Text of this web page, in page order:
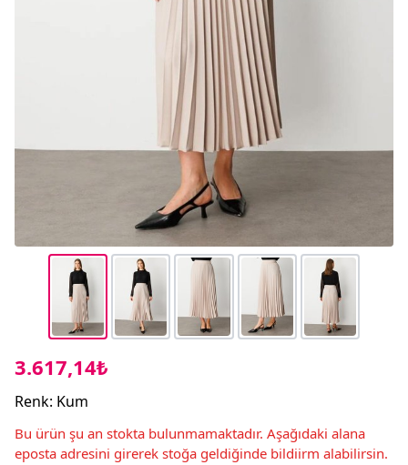
3.617,14₺
Renk: Kum
Bu ürün şu an stokta bulunmamaktadır. Aşağıdaki alana
eposta adresini girerek stoğa geldiğinde bildiirm alabilirsin.